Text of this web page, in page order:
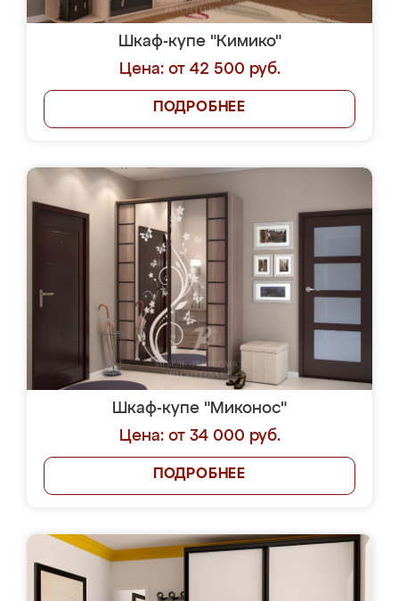
Шкаф-купе "Кимико"
Цена: от 42 500 руб.
ПОДРОБНЕЕ
Шкаф-купе "Миконос"
Цена: от 34 000 руб.
ПОДРОБНЕЕ